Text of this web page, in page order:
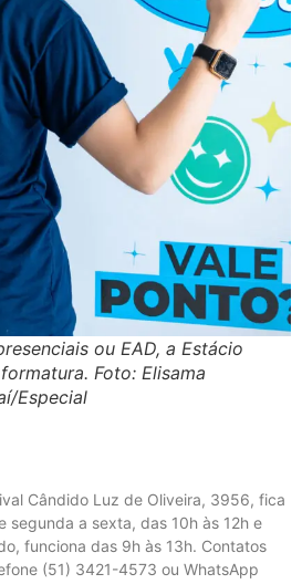
ou EAD, a Estácio
Foto: Elisama
Especial
Cândido Luz de Oliveira, 3956, fica
segunda a sexta, das 10h às 12h e
funciona das 9h às 13h. Contatos
(51) 3421-4573 ou WhatsApp